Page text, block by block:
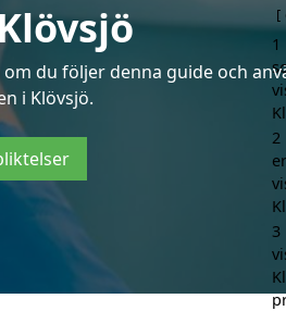
du följer denna guide och
i Klövsjö.
1
2
3